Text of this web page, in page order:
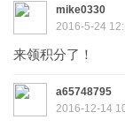
mike0330
2016-5-24
来领积分了！
a65748795
2016-12-14